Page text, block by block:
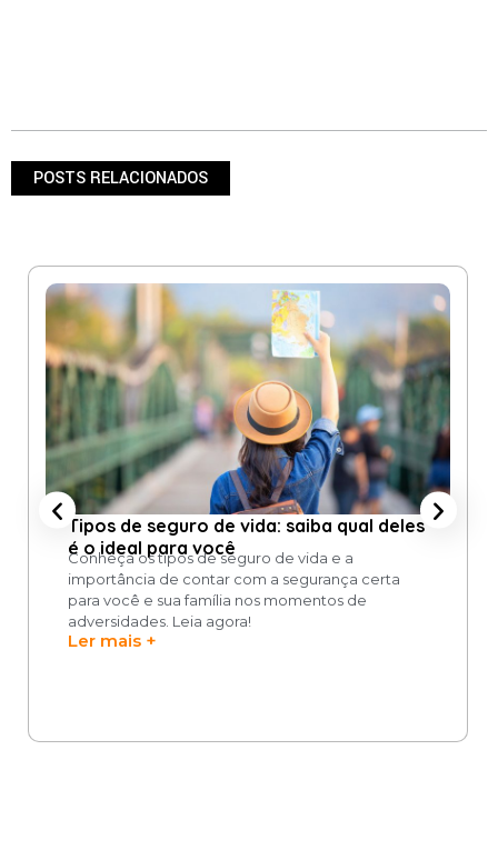
POSTS RELACIONADOS
Tipos de seguro de vida: saiba qual deles
é o ideal para você
Conheça os tipos de seguro de vida e a
importância de contar com a segurança certa
para você e sua família nos momentos de
adversidades. Leia agora!
Ler mais +